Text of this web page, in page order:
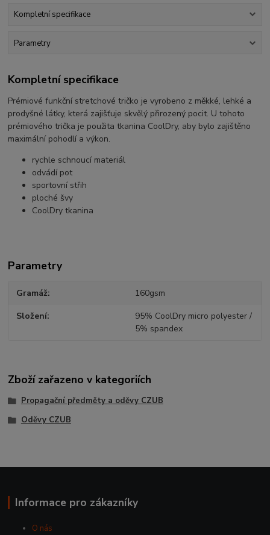
Kompletní specifikace
Parametry
Kompletní specifikace
Prémiové funkční stretchové tričko je vyrobeno z měkké, lehké a
prodyšné látky, která zajišťuje skvělý přirozený pocit. U tohoto
prémiového trička je použita tkanina CoolDry, aby bylo zajištěno
maximální pohodlí a výkon.
rychle schnoucí materiál
odvádí pot
sportovní střih
ploché švy
CoolDry tkanina
Parametry
Gramáž 160gsm
Složení
95% CoolDry micro polyester /
5% spandex
Zboží zařazeno v kategoriích
Propagační předměty a oděvy CZUB
Oděvy CZUB
Informace pro zákazníky
O nás